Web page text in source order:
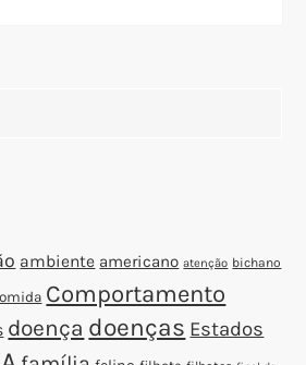
ambiente americano atenção bichano
Comportamento
doença doenças Estados